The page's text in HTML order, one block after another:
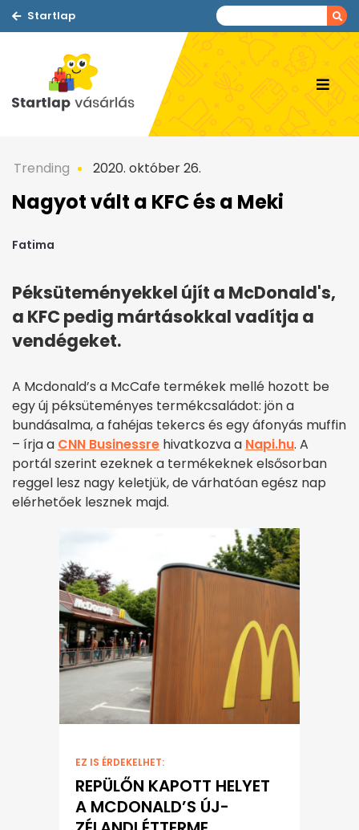
Startlap
Trending 2020. október 26.
Nagyot vált a KFC és a Meki
Fatima
Péksüteményekkel újít a McDonald's,
a KFC pedig mártásokkal vadítja a
vendégeket.
A Mcdonald’s a McCafe termékek mellé hozott be
egy új péksüteményes termékcsaládot: jön a
bundásalma, a fahéjas tekercs és egy áfonyás muffin
– írja a CNN Businessre hivatkozva a Napi.hu. A
portál szerint ezeknek a termékeknek elsősorban
reggel lesz nagy keletjük, de várhatóan egész nap
elérhetőek lesznek majd.
EZ IS ÉRDEKELHET:
REPÜLŐN KAPOTT HELYET
A MCDONALD’S ÚJ-